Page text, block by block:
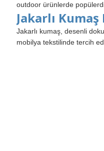
outdoor ürünlerde
Jakarlı
Jakarlı kumaş, desenli
mobilya tekstilinde tercih